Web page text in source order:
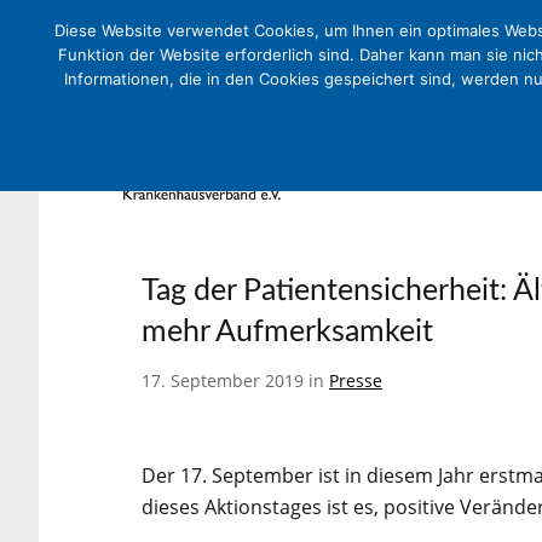
Tag der Patientensicherheit:
mehr Aufmerksamkeit
17. September 2019 in Presse
Der 17. September ist in diesem Jahr
dieses Aktionstages ist es, positive
Diese Website verwendet Cookies, um Ihnen ein optimales
Funktion der Website erforderlich sind. Daher kann man sie
Informationen, die in den Cookies gespeichert sind, werden